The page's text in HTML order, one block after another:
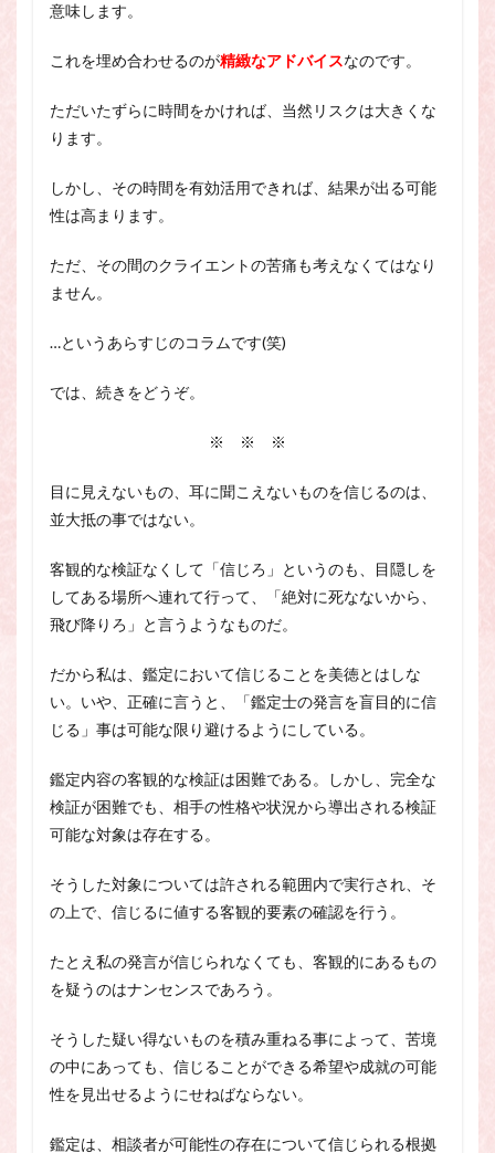
意味します。
これを埋め合わせるのが精緻なアドバイスなのです。
ただいたずらに時間をかければ、当然リスクは大きくな
ります。
しかし、その時間を有効活用できれば、結果が出る可能
性は高まります。
ただ、その間のクライエントの苦痛も考えなくてはなり
ません。
…というあらすじのコラムです(笑)
では、続きをどうぞ。
※ ※ ※
目に見えないもの、耳に聞こえないものを信じるのは、
並大抵の事ではない。
客観的な検証なくして「信じろ」というのも、目隠しを
してある場所へ連れて行って、「絶対に死なないから、
飛び降りろ」と言うようなものだ。
だから私は、鑑定において信じることを美徳とはしな
い。いや、正確に言うと、「鑑定士の発言を盲目的に信
じる」事は可能な限り避けるようにしている。
鑑定内容の客観的な検証は困難である。しかし、完全な
検証が困難でも、相手の性格や状況から導出される検証
可能な対象は存在する。
そうした対象については許される範囲内で実行され、そ
の上で、信じるに値する客観的要素の確認を行う。
たとえ私の発言が信じられなくても、客観的にあるもの
を疑うのはナンセンスであろう。
そうした疑い得ないものを積み重ねる事によって、苦境
の中にあっても、信じることができる希望や成就の可能
性を見出せるようにせねばならない。
鑑定は、相談者が可能性の存在について信じられる根拠